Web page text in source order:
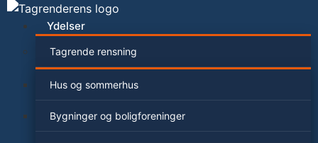
Videre
Ydelser
Tagrende rensning
Hus og sommerhus
Bygninger og boligforeninger